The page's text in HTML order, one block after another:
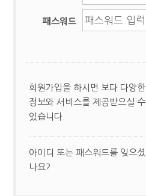
패스워드
회원가입을 하시면 보다 다양한
정보와 서비스를 제공받으실 수
있습니다.
아이디 또는 패스워드를 잊으셨
나요?